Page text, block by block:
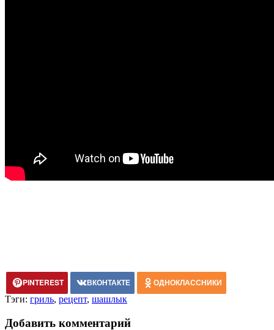
PINTEREST ВКОНТАКТЕ ОДНОКЛАССНИКИ
Тэги: гриль, рецепт, шашлык
Добавить комментарий